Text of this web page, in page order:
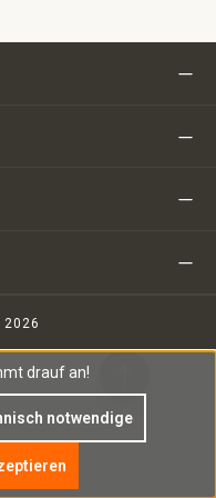
2026
drauf an!
notwendige